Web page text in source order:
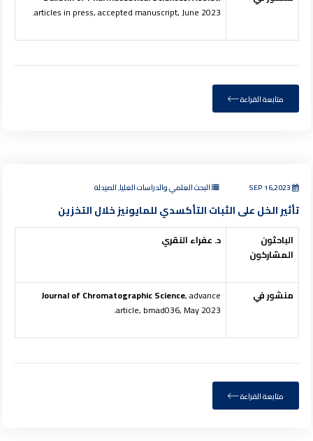
articles in press, accepted manuscript, June 2023.
متابعة القراءة
البحث العلمي والدراسات العليا, الصيدلة
تأثير الخل على الثبات التأكسدي للمايونيز خلال التخزين
الباحثون
المشاركون
د. عفراء النقري
منشور في Journal of Chromatographic Science, advance
article, bmad036, May 2023.
متابعة القراءة